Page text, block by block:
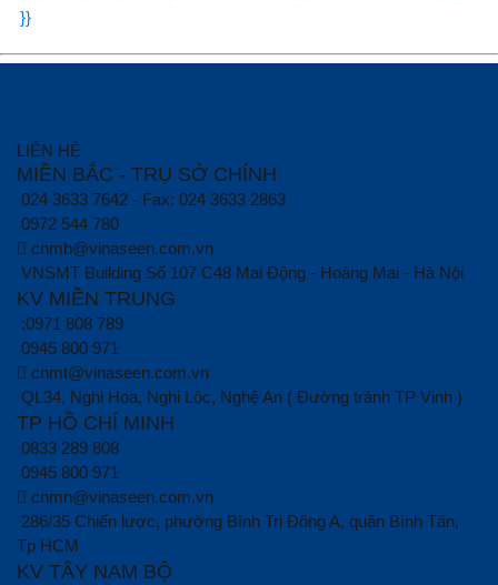
}}
LIÊN HỆ
MIỀN BẮC - TRỤ SỞ CHÍNH
024 3633 7642 - Fax: 024 3633 2863
0972 544 780
cnmb@vinaseen.com.vn
VNSMT Building Số 107 C48 Mai Động - Hoàng Mai - Hà Nội
KV MIỀN TRUNG
:0971 808 789
0945 800 971
cnmt@vinaseen.com.vn
QL34, Nghi Hoa, Nghi Lộc, Nghệ An ( Đường tránh TP Vinh )
TP HỒ CHÍ MINH
0833 289 808
0945 800 971
cnmn@vinaseen.com.vn
286/35 Chiến lược, phường Bình Trị Đông A, quận Bình Tân,
Tp HCM
KV TÂY NAM BỘ